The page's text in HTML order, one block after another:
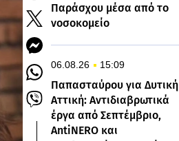
Παράσχου μέσα από το
νοσοκομείο
06.08.26 15:09
Παπασταύρου για Δυτική
Αττική: Αντιδιαβρωτικά
έργα από Σεπτέμβριο,
AntiNERO και